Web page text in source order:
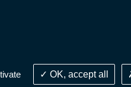
OK, accept all
-Accessibilité :